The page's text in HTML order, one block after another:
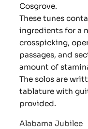
Cosgrove.
These tunes
ingredients for a
crosspicking,
passages, and
amount of
The solos are
tablature with
provided.
Alabama Jubilee